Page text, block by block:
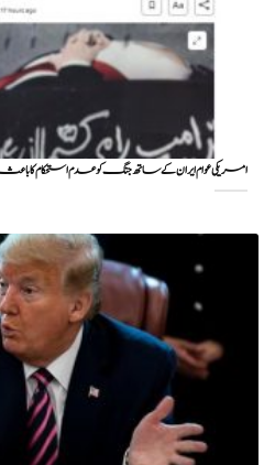
امریکی عوام ایران کے ساتھ جنگ کو عدم استحکام کا باعث